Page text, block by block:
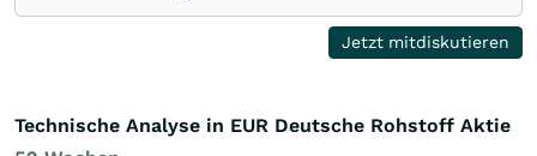
Jetzt mitdiskutieren
Technische Analyse in EUR Deutsche Rohstoff Aktie